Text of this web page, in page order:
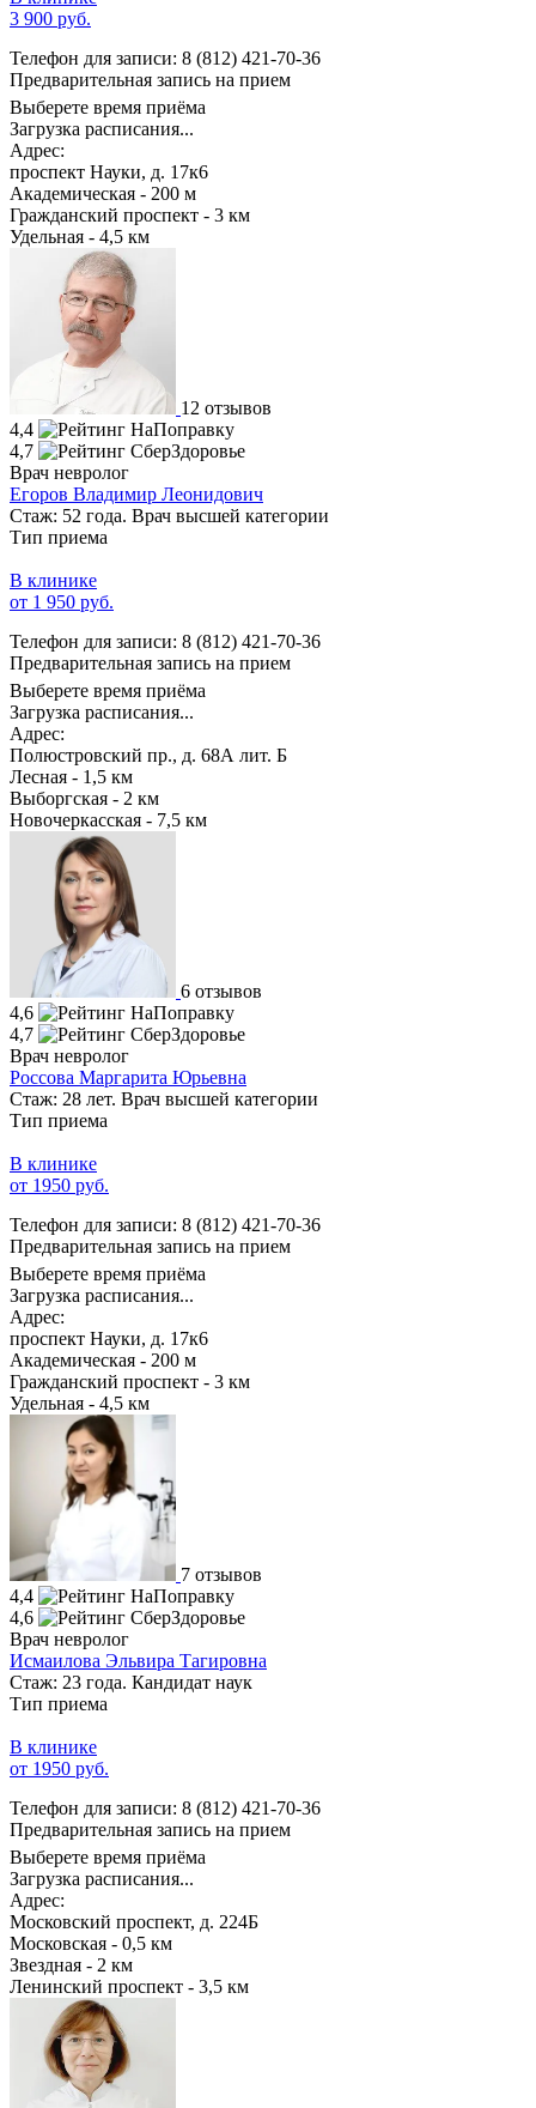
3 900 руб.
Телефон для записи: 8 (812) 421-70-36
Предварительная запись на прием
Выберете время приёма
Загрузка расписания...
Адрес:
проспект Науки, д. 17к6
Академическая - 200 м
Гражданский проспект - 3 км
Удельная - 4,5 км
12 отзывов
4,4
4,7
Врач невролог
Егоров Владимир Леонидович
Стаж: 52 года. Врач высшей категории
Тип приема
В клинике
от 1 950 руб.
Телефон для записи: 8 (812) 421-70-36
Предварительная запись на прием
Выберете время приёма
Загрузка расписания...
Адрес:
Полюстровский пр., д. 68А лит. Б
Лесная - 1,5 км
Выборгская - 2 км
Новочеркасская - 7,5 км
6 отзывов
4,6
4,7
Врач невролог
Россова Маргарита Юрьевна
Стаж: 28 лет. Врач высшей категории
Тип приема
В клинике
от 1950 руб.
Телефон для записи: 8 (812) 421-70-36
Предварительная запись на прием
Выберете время приёма
Загрузка расписания...
Адрес:
проспект Науки, д. 17к6
Академическая - 200 м
Гражданский проспект - 3 км
Удельная - 4,5 км
7 отзывов
4,4
4,6
Врач невролог
Исмаилова Эльвира Тагировна
Стаж: 23 года. Кандидат наук
Тип приема
В клинике
от 1950 руб.
Телефон для записи: 8 (812) 421-70-36
Предварительная запись на прием
Выберете время приёма
Загрузка расписания...
Адрес:
Московский проспект, д. 224Б
Московская - 0,5 км
Звездная - 2 км
Ленинский проспект - 3,5 км